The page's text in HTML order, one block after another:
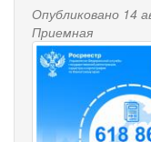
Опубликовано 14
Приемная